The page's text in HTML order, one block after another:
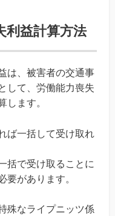
利益計算方法
は、被害者の交通事
して、労働能力喪失
します。
ば一括して受け取れ
括で受け取ることに
要があります。
殊なライプニッツ係